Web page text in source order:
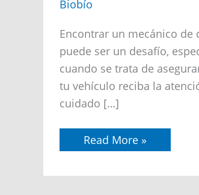
Biobío
Encontrar un mecánico de
puede ser un desafío,
cuando se trata de
tu vehículo reciba la
cuidado […]
la
de
Laja
Read More »